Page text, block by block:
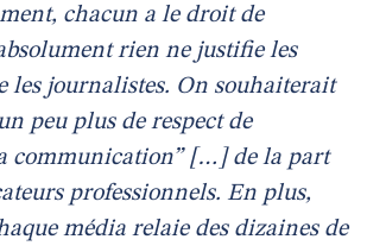
chacun a le droit de
rien ne justifie les
les journalistes. On souhaiterait
peu plus de respect de
communication” […] de la part
professionnels. En plus,
média relaie des dizaines de